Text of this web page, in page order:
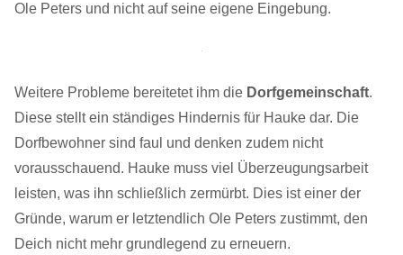
Ole Peters und nicht auf seine eigene Eingebung.
Weitere Probleme bereitetet ihm die Dorfgemeinschaft.
Diese stellt ein ständiges Hindernis für Hauke dar. Die
Dorfbewohner sind faul und denken zudem nicht
vorausschauend. Hauke muss viel Überzeugungsarbeit
leisten, was ihn schließlich zermürbt. Dies ist einer der
Gründe, warum er letztendlich Ole Peters zustimmt, den
Deich nicht mehr grundlegend zu erneuern.